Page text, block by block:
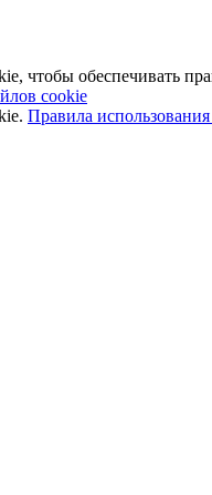
чтобы обеспечивать
cookie
Правила